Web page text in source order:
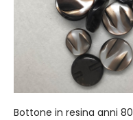
Bottone in resina anni 80